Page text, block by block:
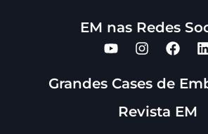
EM nas Redes
Grandes Cases de
Revista EM